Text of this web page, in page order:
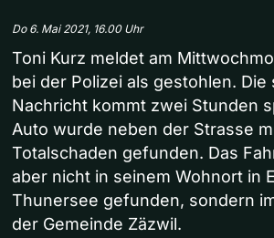
Do 6. Mai 2021, 16.00 Uhr
Toni Kurz meldet am
bei der Polizei als gestohlen. Die
Nachricht kommt zwei Stunden
Auto wurde neben der Strasse
Totalschaden gefunden. Das
aber nicht in seinem Wohnort in
Thunersee gefunden, sondern
der Gemeinde Zäzwil.